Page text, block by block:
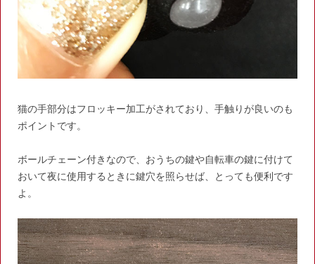
猫の手部分はフロッキー加工がされており、手触りが良いのも
ポイントです。
ボールチェーン付きなので、おうちの鍵や自転車の鍵に付けて
おいて夜に使用するときに鍵穴を照らせば、とっても便利です
よ。